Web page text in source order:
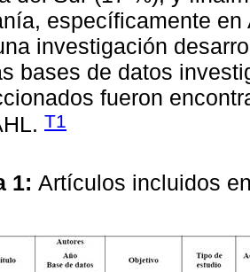
específicamente
investigación
bases de datos
fueron
T1
1: Artículos incluidos